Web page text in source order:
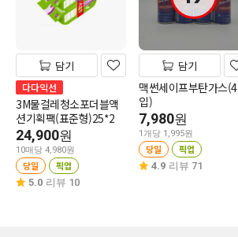
담기
다다익선
3M물걸레청소포더블액
션기획팩(표준형)25*2
24,900원
10매당 4,980원
당일 픽업
5.0 리뷰 10
담기
맥썬세이프부탄가스(4
입)
7,980원
1개당 1,995원
당일 픽업
4.9 리뷰 71